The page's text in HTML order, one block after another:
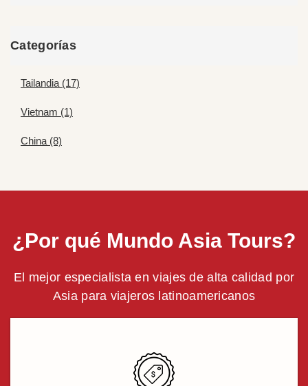
Categorías
Tailandia (17)
Vietnam (1)
China (8)
¿Por qué Mundo Asia Tours?
El mejor especialista en viajes de alta calidad por
Asia para viajeros latinoamericanos